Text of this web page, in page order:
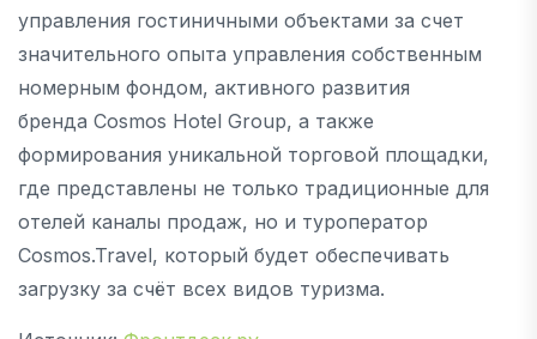
управления гостиничными объектами за счет
значительного опыта управления собственным
номерным фондом, активного развития
бренда Cosmos Hotel Group, а также
формирования уникальной торговой площадки,
где представлены не только традиционные для
отелей каналы продаж, но и туроператор
Cosmos.Travel, который будет обеспечивать
загрузку за счёт всех видов туризма.